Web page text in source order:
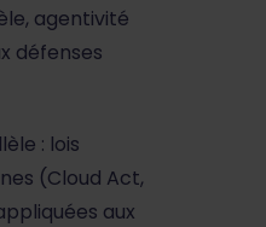
agentivité
défenses
: lois
(Cloud Act,
aux